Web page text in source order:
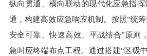
纵向贯通、横向联动的现代化应急指
通，构建高效应急响应机制。按照“统筹
安全可靠、快速高效、平战结合”原则
急叫应终端布点工程。通过搭建“区级